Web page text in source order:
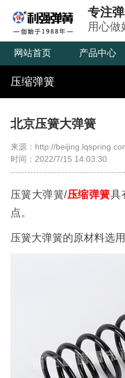
专注
用心做
网站首页 产品中心
压缩弹簧
北京压簧大弹簧
来源：http://
时间：2022/7/15 14:03:30
压簧大弹簧/压缩弹簧具
点。
压簧大弹簧的原材料选